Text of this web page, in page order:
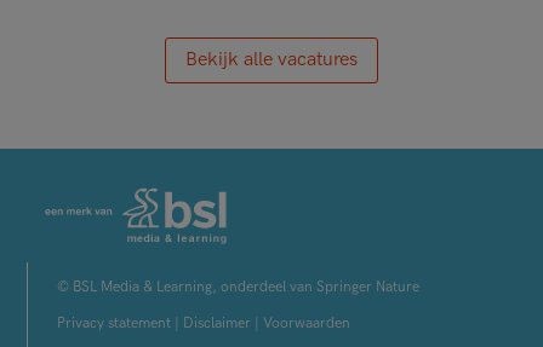
Bekijk alle vacatures
© BSL Media & Learning, onderdeel van Springer Nature
Privacy statement
Disclaimer Voorwaarden